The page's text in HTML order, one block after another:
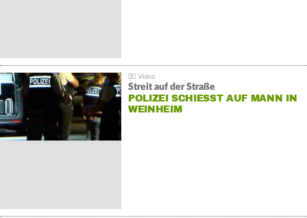
Streit auf der Straße
POLIZEI SCHIESST AUF MANN IN W
EINHEIM